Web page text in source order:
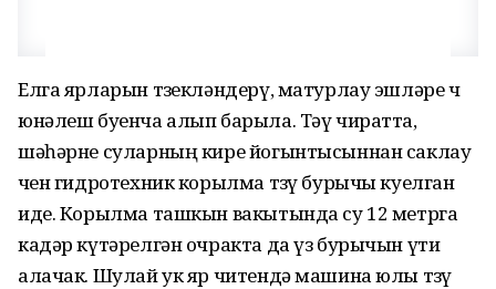
Елга ярларын төзекләндерү, матурлау эшләре өч
юнәлеш буенча алып барыла. Тәү чиратта,
шәһәрне суларның кире йогынтысыннан саклау
өчен гидротехник корылма төзү бурычы куелган
иде. Корылма ташкын вакытында су 12 метрга
кадәр күтәрелгән очракта да үз бурычын үти
алачак. Шулай ук яр читендә машина юлы төзү